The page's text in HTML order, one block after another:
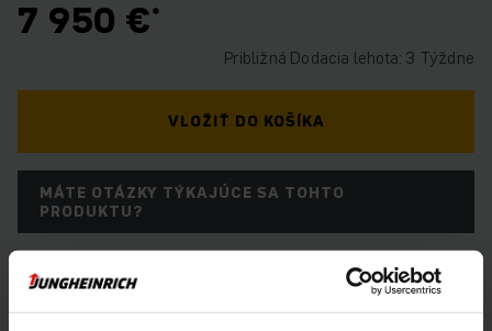
7 950 €
Približná Dodacia lehota: 3 Týždne
VLOŽIŤ DO KOŠÍKA
MÁTE OTÁZKY TÝKAJÚCE SA TOHTO
PRODUKTU?